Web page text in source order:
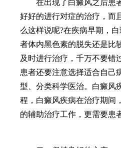
在出现了白癜风之后患
好好的进行对症的治疗，而
么这样说呢?在疾病早期，
者体内黑色素的脱失还是比
及时进行治疗，千万不要错
患者还要注意选择适合自己
型、分类科学医治。白癜风
程，白癜风疾病在治疗期间
的辅助治疗工作，更需要患